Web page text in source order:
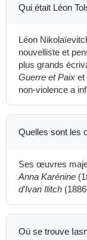
Qui était Léon
Léon
nouvelliste et
plus grands
Guerre et Paix et
non-violence a
Quelles sont les
Ses œuvres
Anna Karénine
d'Ivan Ilitch
Où se trouve